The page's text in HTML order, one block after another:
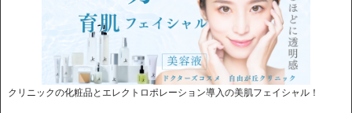
クリニックの化粧品とエレクトロポレーション導入の美肌フェイシャル！